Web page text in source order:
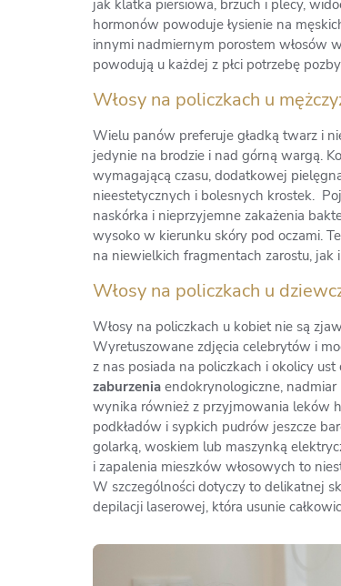
jak klatka piersiowa, brzuch i plecy,
hormonów powoduje łysienie na
innymi nadmiernym porostem włosów
powodują u każdej z płci potrzebę
Włosy na policzkach u
Wielu panów preferuje gładką twarz i
jedynie na brodzie i nad górną wargą.
wymagającą czasu, dodatkowej
nieestetycznych i bolesnych krostek.
naskórka i nieprzyjemne zakażenia
wysoko w kierunku skóry pod oczami.
na niewielkich fragmentach zarostu, jak
Włosy na policzkach u
Włosy na policzkach u kobiet nie są
Wyretuszowane zdjęcia celebrytów i
z nas posiada na policzkach i okolicy
zaburzenia endokrynologiczne,
wynika również z przyjmowania leków
podkładów i sypkich pudrów jeszcze
golarką, woskiem lub maszynką
i zapalenia mieszków włosowych to
W szczególności dotyczy to delikatnej
depilacji laserowej, która usunie